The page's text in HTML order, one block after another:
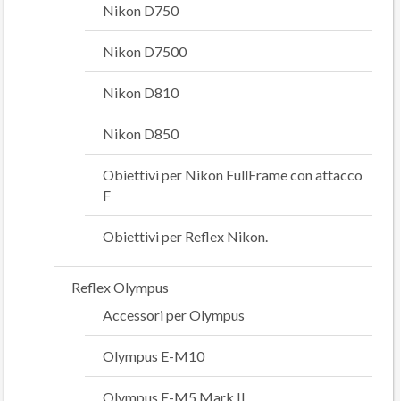
Nikon D750
Nikon D7500
Nikon D810
Nikon D850
Obiettivi per Nikon FullFrame con attacco
F
Obiettivi per Reflex Nikon.
Reflex Olympus
Accessori per Olympus
Olympus E-M10
Olympus E-M5 Mark II